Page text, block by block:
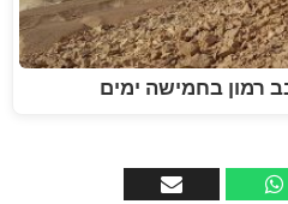
רמון בחמישה ימים